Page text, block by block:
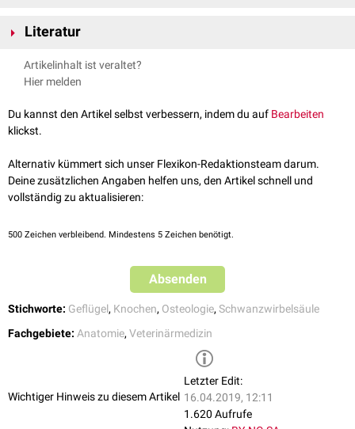
Pygostyl ausgebildet, sodass die Gesamtanzahl der Schwanzwirbel
dementsprechend reduziert ist.
Morphologie
beschrieben werden:
Apex pygostyli
Corpus pygostyli:
Crista pygostyli
Facies articularis cranialis
Canalis vascularis
Processus transversus
Canalis pygostyli (Canalis vertebralis)
Margo caudalis:
Discus pygostyli
Das Pygostyl hat eine pflugscharähnliche Gestalt und trägt an seinem
Körper (Corpus pygostyli) die Facies articularis cranialis. Die Basis (Basis
pygostyli) endet spitz und ist zum Apex pygostyli ausgezogen. Da der
Canalis vertebralis beim Geflügel die gesamte Wirbelsäule durchzieht, ist
auch ein Abschnitt im Pygostyl ausgebildet (Canalis pygostyli).
das Hochklappen des Pygostyls aufgestellt werden können.
Literatur
Nickel, Richard, August Schummer, Eugen Seiferle. Band V: Geflügel.
Parey, 2004.
Anatomica Avium. Second Edition. Cambridge, Massachusetts.
Published by the Club, 1993.
Artikelinhalt ist veraltet?
Hier melden
Du kannst den Artikel selbst verbessern, indem du auf Bearbeiten
klickst.
Alternativ kümmert sich unser Flexikon-Redaktionsteam darum.
Deine zusätzlichen Angaben helfen uns, den Artikel schnell und
vollständig zu aktualisieren:
500 Zeichen verbleibend. Mindestens 5 Zeichen benötigt.
Absenden
Stichworte: Geflügel, Knochen, Osteologie, Schwanzwirbelsäule
Fachgebiete: Anatomie, Veterinärmedizin
Wichtiger Hinweis zu diesem Artikel
Letzter Edit:
16.04.2019, 12:11
1.620 Aufrufe